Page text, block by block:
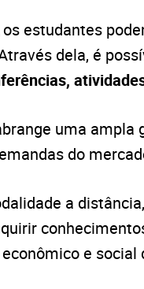
estudantes
dela, é
uma
do
a
e social